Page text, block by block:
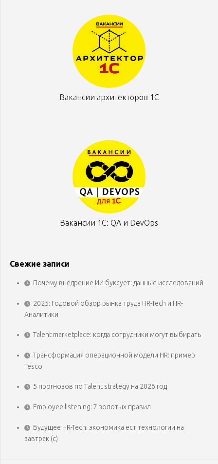
Вакансии архитекторов 1С
Вакансии 1С: QA и DevOps
Свежие записи
Почему внедрение ИИ буксует: данные исследований
2025: Годовой обзор рынка труда HR-Tech и HR-
Аналитики
Talent marketplace: когда сотрудники могут выбирать
Трансформация операционной модели HR: пример
Tesco
5 прогнозов по Talent strategy на 2026 год
Employee listening: 7 золотых правил
Будущее HR-Tech: экономика ест технологии на
завтрак (с)